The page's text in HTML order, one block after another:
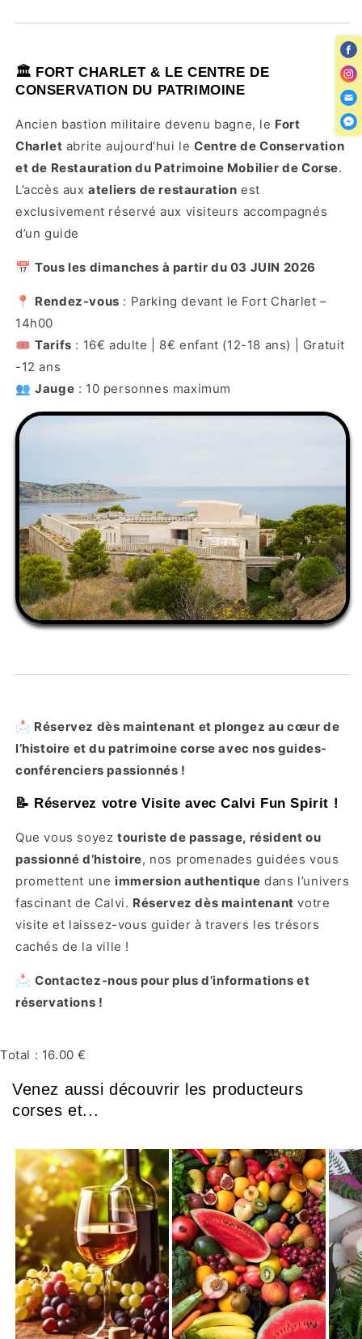
🏛️ FORT CHARLET & LE CENTRE DE
CONSERVATION DU PATRIMOINE
Ancien bastion militaire devenu bagne, le Fort
Charlet abrite aujourd’hui leCentre de Conservation
et de Restauration du Patrimoine Mobilier de Corse.
L’accès auxateliers de restauration est
exclusivement réservé aux visiteurs accompagnés
d’un guide
📅Tous les dimanches à partir du 03 JUIN 2026
📍 Rendez-vous : Parking devant le Fort Charlet –
14h00
🎟️Tarifs : 16€ adulte | 8€ enfant (12-18 ans) | Gratuit
-12 ans
👥Jauge : 10 personnes maximum
📩 Réservez dès maintenant et plongez au cœur de
l’histoire et du patrimoine corse avec nos guides-
conférenciers passionnés !
📝 Réservez votre Visite avec Calvi Fun Spirit !
Que vous soyez touriste de passage, résident ou
passionné d’histoire, nos promenades guidées vous
promettent une immersion authentique dans l’univers
fascinant de Calvi. Réservez dès maintenant votre
visite et laissez-vous guider à travers les trésors
cachés de la ville !
📩Contactez-nous pour plus d’informations et
réservations !
Total : 16.00 €
Venez aussi découvrir les producteurs
corses et...